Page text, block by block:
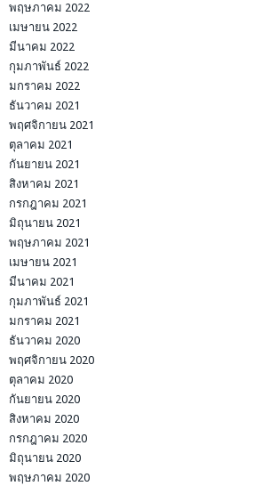
พฤษภาคม 2022
เมษายน 2022
มีนาคม 2022
กุมภาพันธ์ 2022
มกราคม 2022
ธันวาคม 2021
พฤศจิกายน 2021
ตุลาคม 2021
กันยายน 2021
สิงหาคม 2021
กรกฎาคม 2021
มิถุนายน 2021
พฤษภาคม 2021
เมษายน 2021
มีนาคม 2021
กุมภาพันธ์ 2021
มกราคม 2021
ธันวาคม 2020
พฤศจิกายน 2020
ตุลาคม 2020
กันยายน 2020
สิงหาคม 2020
กรกฎาคม 2020
มิถุนายน 2020
พฤษภาคม 2020